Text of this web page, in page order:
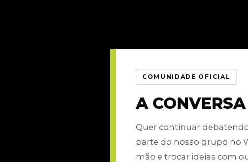
COMUNIDADE OFICIAL
A
Quer continuar
parte do nosso grupo no
mão e trocar ideias com